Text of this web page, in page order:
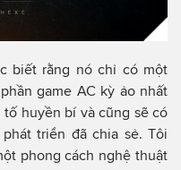
biết rằng nó chỉ có một
game AC kỳ ảo nhất
huyền bí và cũng sẽ có
triển đã chia sẻ. Tôi
phong cách nghệ thuật